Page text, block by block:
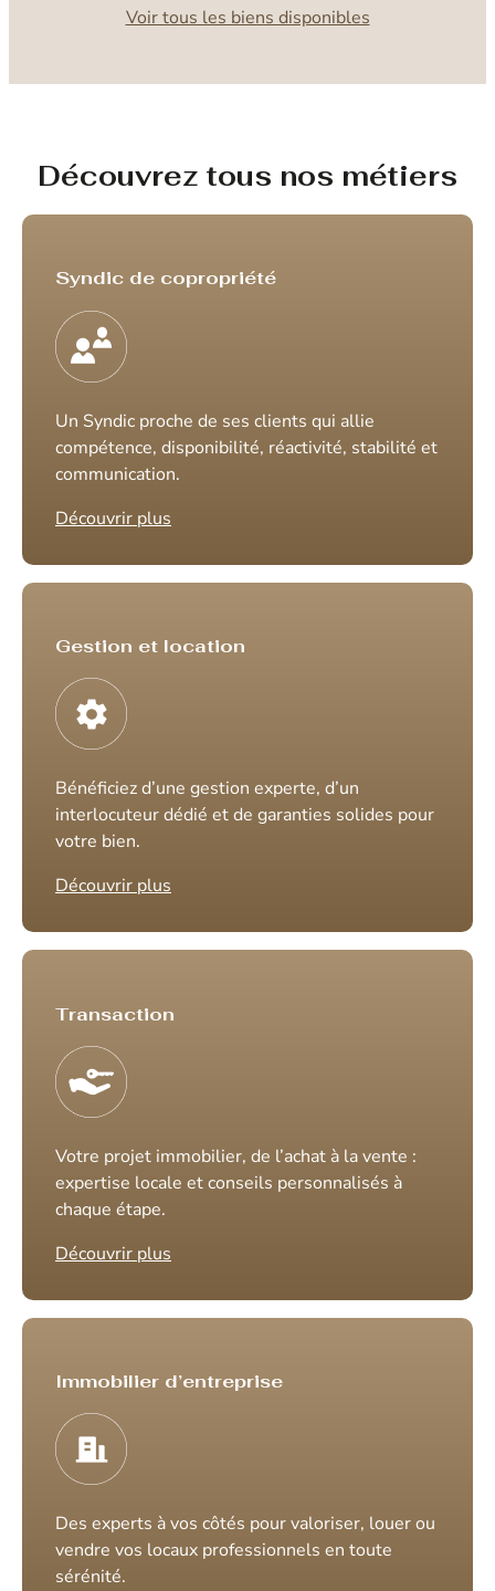
Voir tous les biens disponibles
Découvrez tous nos métiers
Syndic de copropriété
Un Syndic proche de ses clients qui allie
compétence, disponibilité, réactivité, stabilité et
communication.
Découvrir plus
Gestion et location
Bénéficiez d’une gestion experte, d’un
interlocuteur dédié et de garanties solides pour
votre bien.
Découvrir plus
Transaction
Votre projet immobilier, de l’achat à la vente :
expertise locale et conseils personnalisés à
chaque étape.
Découvrir plus
Immobilier d’entreprise
Des experts à vos côtés pour valoriser, louer ou
vendre vos locaux professionnels en toute
sérénité.